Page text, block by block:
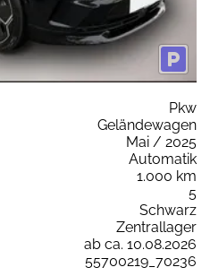
Pkw
Geländewagen
Mai / 2025
Automatik
1.000 km
5
Schwarz
Zentrallager
ab ca. 10.08.2026
55700219_70236